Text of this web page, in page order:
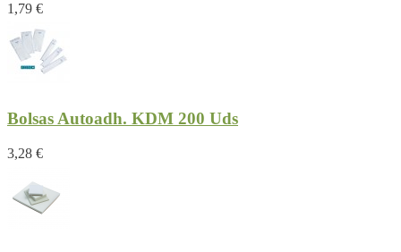
1,79 €
Bolsas Autoadh. KDM 200 Uds
3,28 €